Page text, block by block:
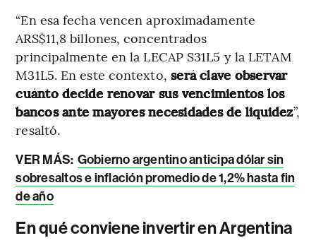
“En esa fecha vencen aproximadamente
ARS$11,8 billones, concentrados
principalmente en la LECAP S31L5 y la LETAM
M31L5. En este contexto, será clave observar
cuánto decide renovar sus vencimientos los
bancos ante mayores necesidades de liquidez”,
resaltó.
VER MÁS: Gobierno argentino anticipa dólar sin
sobresaltos e inflación promedio de 1,2% hasta fin
de año
En qué conviene invertir en Argentina